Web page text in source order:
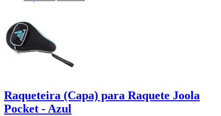
Raqueteira (Capa) para Raquete Joola
Pocket - Azul